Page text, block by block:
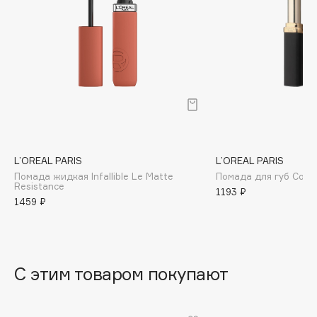
ЭКСКЛЮЗИВ
Beauty Bomb
Beauty Pati
Beautyblades
Biodance
L’OREAL PARIS
Помада жидкая Infallible Le Matte
Resistance
1459 ₽
L’OREAL PARIS
Помада для губ
1193 ₽
С этим товаром покупают